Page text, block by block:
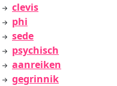
clevis
phi
sede
psychisch
aanreiken
gegrinnik